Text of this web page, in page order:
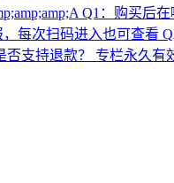
Q1：购买后
每次扫码进入也可查看
否支持退款？ 专栏永久有